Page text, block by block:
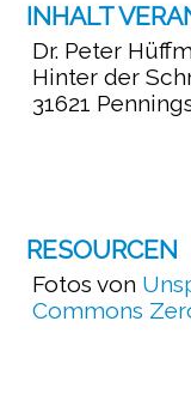
INHALT
Dr. Peter
Hinter der
31621
RESOURCEN
Fotos von
Commons